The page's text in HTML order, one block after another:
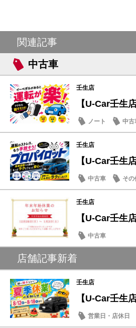
関連記事
中古車
壬生店
【U-Car壬生
ノート 中古
壬生店
【U-Car壬生
中古車 その
壬生店
【U-Car壬生
中古車
店舗記事新着
壬生店
【U-Car壬生
営業日・店休日